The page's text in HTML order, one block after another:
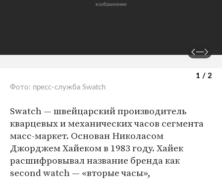
1 / 2
Фото: пресс-служба Swatch
Swatch — швейцарский производитель
кварцевых и механических часов сегмента
масс-маркет. Основан Николасом
Джорджем Хайеком в 1983 году. Хайек
расшифровывал название бренда как
second watch — «вторые часы»,